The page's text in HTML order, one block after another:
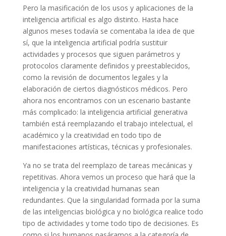
Pero la masificación de los usos y aplicaciones de la
inteligencia artificial es algo distinto. Hasta hace
algunos meses todavía se comentaba la idea de que
sí, que la inteligencia artificial podría sustituir
actividades y procesos que siguen parámetros y
protocolos claramente definidos y preestablecidos,
como la revisión de documentos legales y la
elaboración de ciertos diagnósticos médicos. Pero
ahora nos encontramos con un escenario bastante
más complicado: la inteligencia artificial generativa
también está reemplazando el trabajo intelectual, el
académico y la creatividad en todo tipo de
manifestaciones artísticas, técnicas y profesionales.
Ya no se trata del reemplazo de tareas mecánicas y
repetitivas. Ahora vemos un proceso que hará que la
inteligencia y la creatividad humanas sean
redundantes. Que la singularidad formada por la suma
de las inteligencias biológica y no biológica realice todo
tipo de actividades y tome todo tipo de decisiones. Es